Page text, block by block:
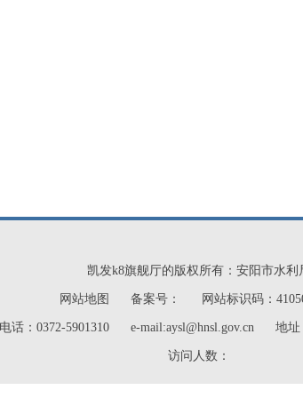
凯发k8旗舰厅的版权所有：安阳市水利
网站地图 备案号： 网站标识码：
话：0372-5901310 e-mail:aysl@hnsl.gov.cn 地址
访问人数：